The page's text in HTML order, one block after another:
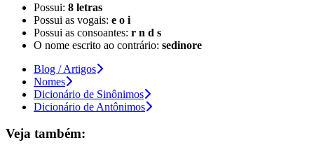
Possui: 8 letras
Possui as vogais: e o i
Possui as consoantes: r n d s
O nome escrito ao contrário: sedinore
Blog / Artigos
Nomes
Dicionário de Sinônimos
Dicionário de Antônimos
Veja também: